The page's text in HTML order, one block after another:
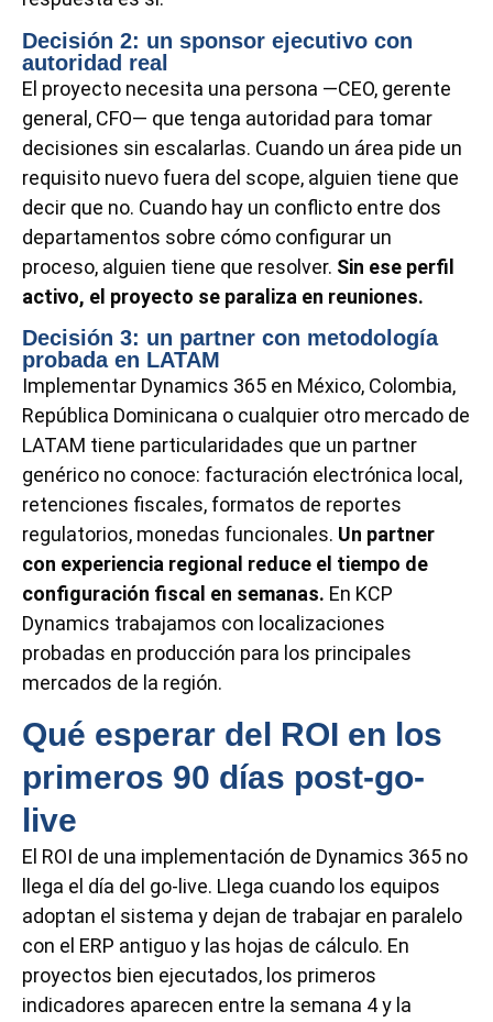
Decisión 2: un sponsor ejecutivo con
autoridad real
El proyecto necesita una persona —CEO, gerente
general, CFO— que tenga autoridad para tomar
decisiones sin escalarlas. Cuando un área pide un
requisito nuevo fuera del scope, alguien tiene que
decir que no. Cuando hay un conflicto entre dos
departamentos sobre cómo configurar un
proceso, alguien tiene que resolver. Sin ese perfil
activo, el proyecto se paraliza en reuniones.
Decisión 3: un partner con metodología
probada en LATAM
Implementar Dynamics 365 en México, Colombia,
República Dominicana o cualquier otro mercado de
LATAM tiene particularidades que un partner
genérico no conoce: facturación electrónica local,
retenciones fiscales, formatos de reportes
regulatorios, monedas funcionales. Un partner
con experiencia regional reduce el tiempo de
configuración fiscal en semanas. En KCP
Dynamics trabajamos con localizaciones
probadas en producción para los principales
mercados de la región.
Qué esperar del ROI en los
primeros 90 días post-go-
live
El ROI de una implementación de Dynamics 365 no
llega el día del go-live. Llega cuando los equipos
adoptan el sistema y dejan de trabajar en paralelo
con el ERP antiguo y las hojas de cálculo. En
proyectos bien ejecutados, los primeros
indicadores aparecen entre la semana 4 y la